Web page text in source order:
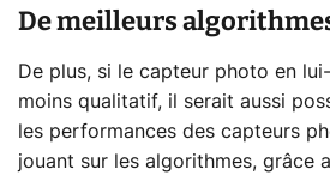
De meilleurs
De plus, si le capteur photo en
moins qualitatif, il serait aussi
les performances des capteurs
jouant sur les algorithmes, grâce